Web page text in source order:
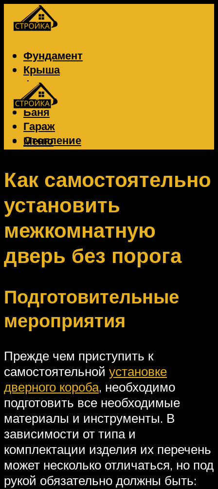
Фундамент
Крыша
Фасад
Забор
Баня
Гараж
Отопление
Вентиляция
Меню
Меню
Как самостоятельно
установить
межкомнатную
дверь без порога
Подготовительные
мероприятия
Прежде чем приступить к
самостоятельной установке
дверного короба, необходимо
подготовить все необходимые
материалы и инструменты. В
зависимости от типа и
комплектации изделия их перечень
может несколько отличаться, но под
рукой обязательно должны быть: